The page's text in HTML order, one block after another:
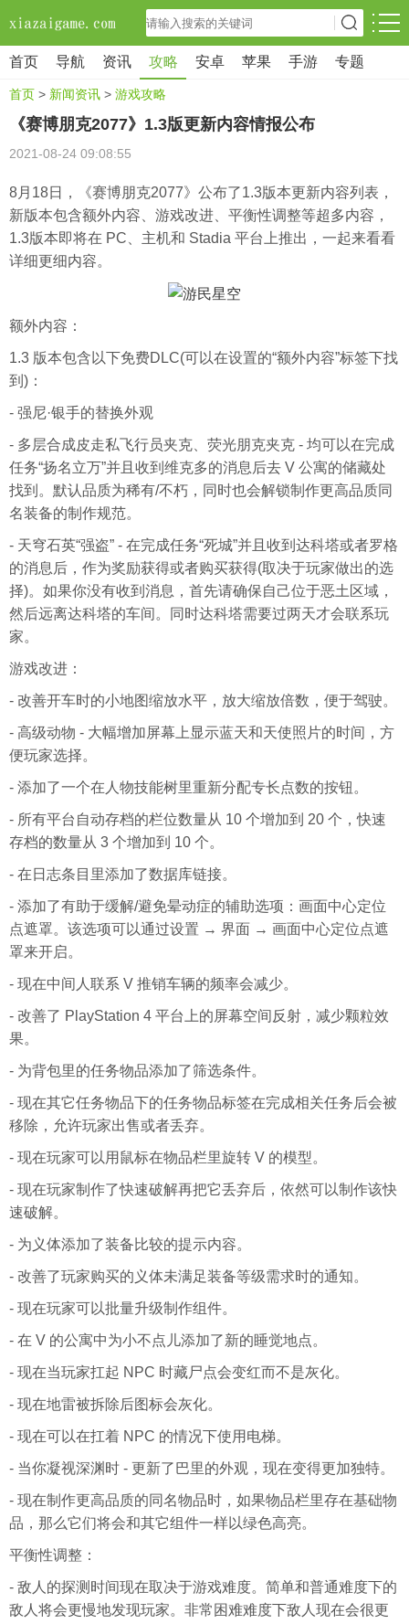
首页 导航 资讯 攻略 安卓 苹果 手游 专题
首页 > 新闻资讯 > 游戏攻略
《赛博朋克2077》1.3版更新内容情报公布
2021-08-24 09:08:55
8月18日，《赛博朋克2077》公布了1.3版本更新内容列表，
新版本包含额外内容、游戏改进、平衡性调整等超多内容，
1.3版本即将在 PC、主机和 Stadia 平台上推出，一起来看看
详细更细内容。
额外内容：
1.3 版本包含以下免费DLC(可以在设置的“额外内容”标签下找
到)：
- 强尼·银手的替换外观
- 多层合成皮走私飞行员夹克、荧光朋克夹克 - 均可以在完成
任务“扬名立万”并且收到维克多的消息后去 V 公寓的储藏处
找到。默认品质为稀有/不朽，同时也会解锁制作更高品质同
名装备的制作规范。
- 天穹石英“强盗” - 在完成任务“死城”并且收到达科塔或者罗格
的消息后，作为奖励获得或者购买获得(取决于玩家做出的选
择)。如果你没有收到消息，首先请确保自己位于恶土区域，
然后远离达科塔的车间。同时达科塔需要过两天才会联系玩
家。
游戏改进：
- 改善开车时的小地图缩放水平，放大缩放倍数，便于驾驶。
- 高级动物 - 大幅增加屏幕上显示蓝天和天使照片的时间，方
便玩家选择。
- 添加了一个在人物技能树里重新分配专长点数的按钮。
- 所有平台自动存档的栏位数量从 10 个增加到 20 个，快速
存档的数量从 3 个增加到 10 个。
- 在日志条目里添加了数据库链接。
- 添加了有助于缓解/避免晕动症的辅助选项：画面中心定位
点遮罩。该选项可以通过设置 → 界面 → 画面中心定位点遮
罩来开启。
- 现在中间人联系 V 推销车辆的频率会减少。
- 改善了 PlayStation 4 平台上的屏幕空间反射，减少颗粒效
果。
- 为背包里的任务物品添加了筛选条件。
- 现在其它任务物品下的任务物品标签在完成相关任务后会被
移除，允许玩家出售或者丢弃。
- 现在玩家可以用鼠标在物品栏里旋转 V 的模型。
- 现在玩家制作了快速破解再把它丢弃后，依然可以制作该快
速破解。
- 为义体添加了装备比较的提示内容。
- 改善了玩家购买的义体未满足装备等级需求时的通知。
- 现在玩家可以批量升级制作组件。
- 在 V 的公寓中为小不点儿添加了新的睡觉地点。
- 现在当玩家扛起 NPC 时藏尸点会变红而不是灰化。
- 现在地雷被拆除后图标会灰化。
- 现在可以在扛着 NPC 的情况下使用电梯。
- 当你凝视深渊时 - 更新了巴里的外观，现在变得更加独特。
- 现在制作更高品质的同名物品时，如果物品栏里存在基础物
品，那么它们将会和其它组件一样以绿色高亮。
平衡性调整：
- 敌人的探测时间现在取决于游戏难度。简单和普通难度下的
敌人将会更慢地发现玩家。非常困难难度下敌人现在会很更